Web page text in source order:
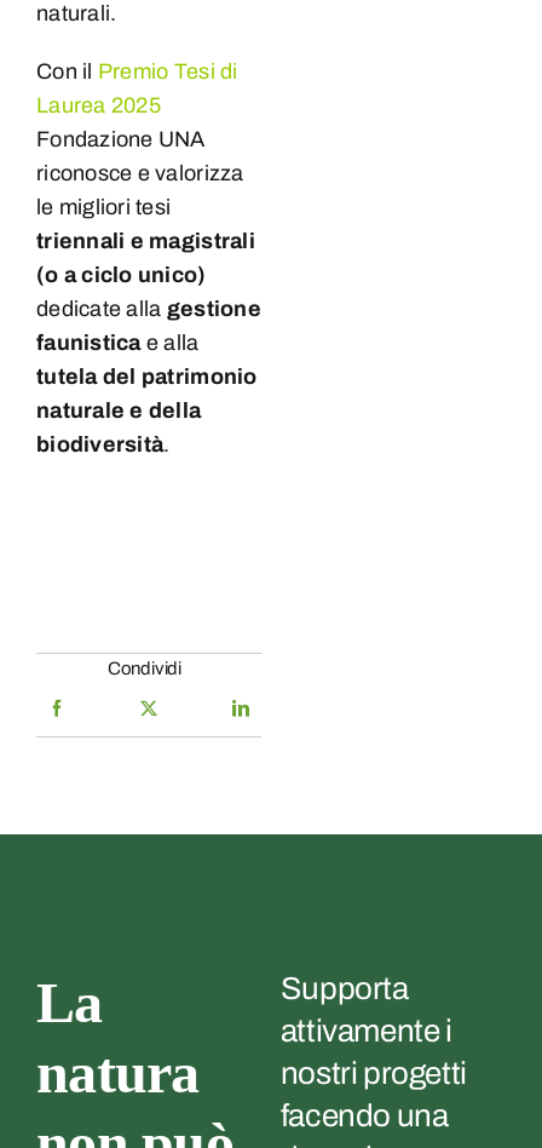
naturali.
Con il Premio Tesi di
Laurea 2025
Fondazione UNA
riconosce e valorizza
le migliori tesi
triennali e magistrali
(o a ciclo unico)
dedicate alla gestione
faunisticae alla
tutela del patrimonio
naturale e della
biodiversità.
Condividi
La
natura
Supporta
attivamente i
nostri progetti
facendo una